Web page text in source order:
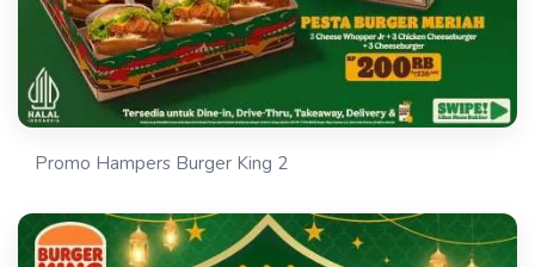
Promo Hampers Burger King 2